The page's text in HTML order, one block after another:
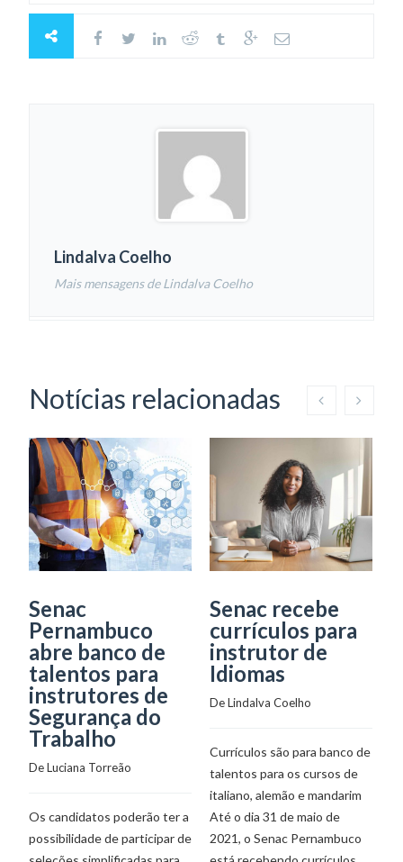
Lindalva Coelho
Mais mensagens de Lindalva Coelho
Notícias relacionadas
Senac
Pernambuco
abre banco de
talentos para
instrutores de
Segurança do
Trabalho
De Luciana Torreão
Os candidatos poderão ter a
possibilidade de participar de
Senac recebe
currículos para
instrutor de
Idiomas
De Lindalva Coelho
Currículos são para banco de
talentos para os cursos de
italiano, alemão e mandarim
Até o dia 31 de maio de
2021, o Senac Pernambuco